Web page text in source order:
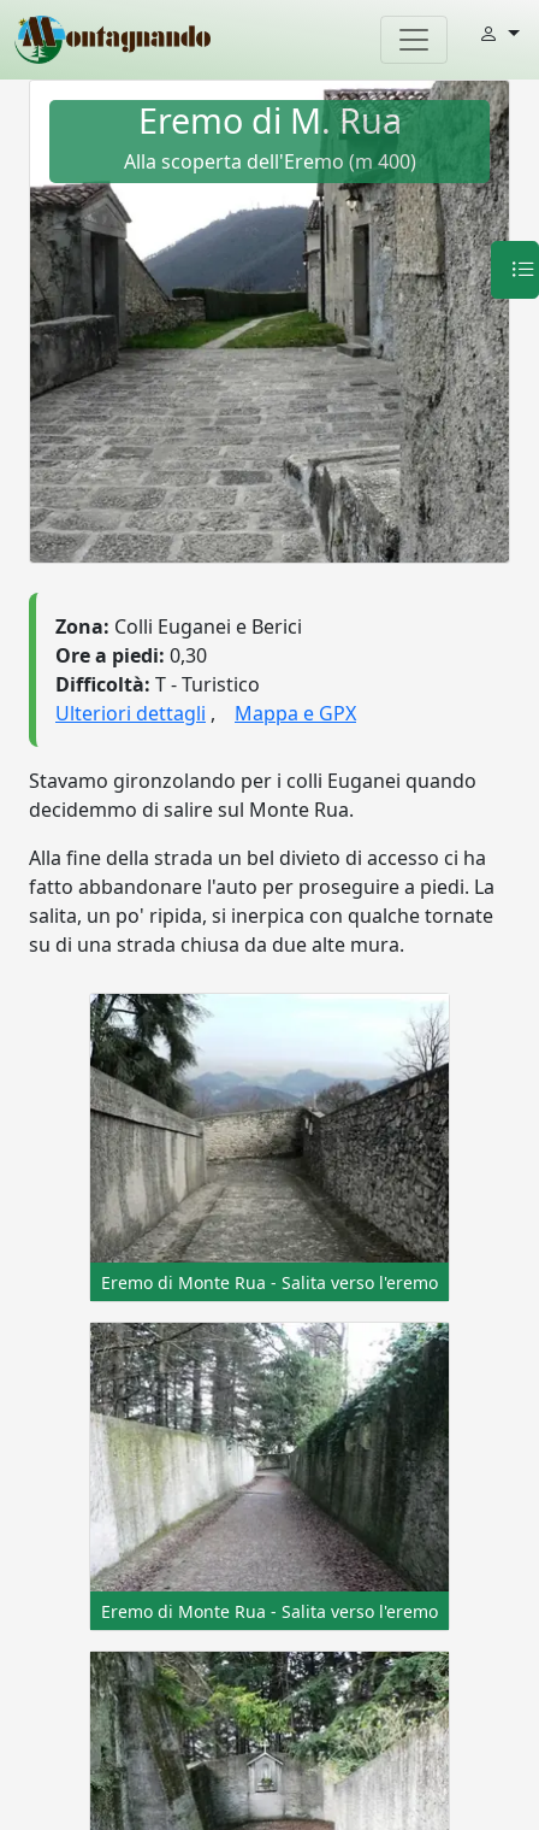
Eremo di M. Rua
Alla scoperta dell'Eremo (m 400)
Zona: Colli Euganei e Berici
Ore a piedi: 0,30
Difficoltà: T - Turistico
Ulteriori dettagli , Mappa e GPX
Stavamo gironzolando per i colli Euganei quando
decidemmo di salire sul Monte Rua.
Alla fine della strada un bel divieto di accesso ci ha
fatto abbandonare l'auto per proseguire a piedi. La
salita, un po' ripida, si inerpica con qualche tornate
su di una strada chiusa da due alte mura.
Eremo di Monte Rua - Salita verso l'eremo
Eremo di Monte Rua - Salita verso l'eremo